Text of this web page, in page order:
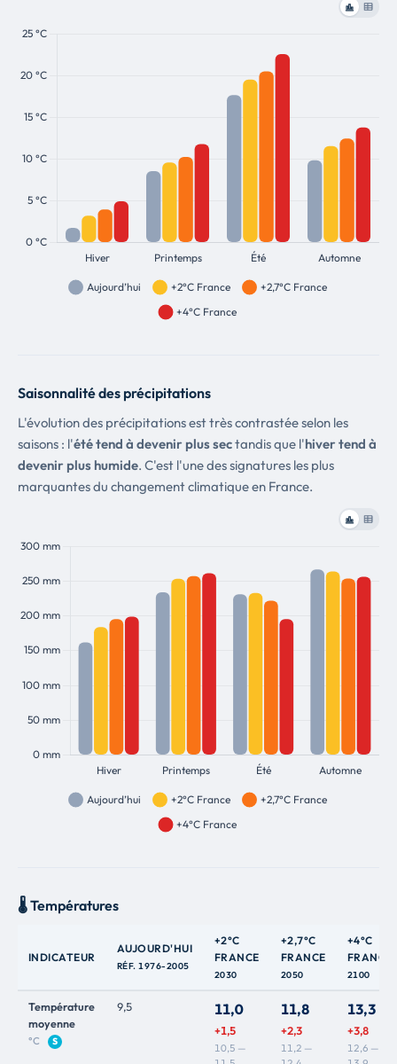
Saisonnalité des précipitations
L'évolution des précipitations est très contrastée selon les
saisons : l'été tend à devenir plus sectandis que l'hiver tend à
devenir plus humide. C'est l'une des signatures les plus
marquantes du changement climatique en France.
🌡️ Températures
INDICATEUR
AUJOURD'HUI
RÉF. 1976-2005
+2°C
FRANCE
2030
+2,7°C
FRANCE
2050
+4°C
FRANCE
2100
Température
moyenne
°C
S
9,5 11,0
+1,5
10,5 —
11,8
+2,3
11,2 —
13,3
+3,8
12,6 —